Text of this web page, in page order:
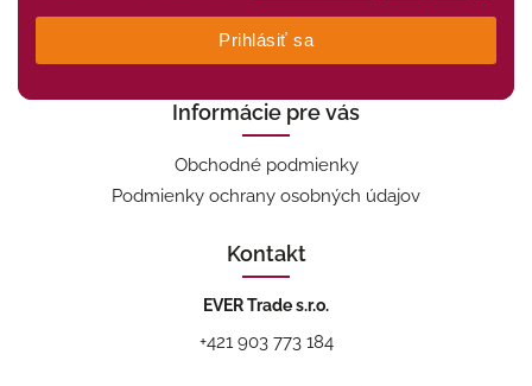
Prihlásiť sa
Informácie pre vás
Obchodné podmienky
Podmienky ochrany osobných údajov
Kontakt
EVER Trade s.r.o.
+421 903 773 184